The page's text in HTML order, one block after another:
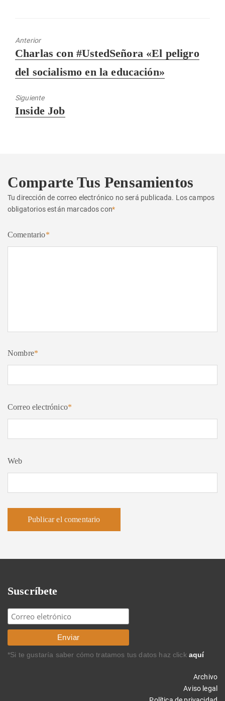
Anterior
Entrada
Charlas con #UstedSeñora «El peligro
del socialismo en la educación»
Siguiente
Entrada
Inside Job
Comparte Tus Pensamientos
Tu dirección de correo electrónico no será publicada. Los campos
obligatorios están marcados con*
Comentario*
Nombre*
Correo electrónico*
Web
Suscríbete
*Si te gustaría saber cómo tratamos tus datos haz click aquí
Archivo
Aviso legal